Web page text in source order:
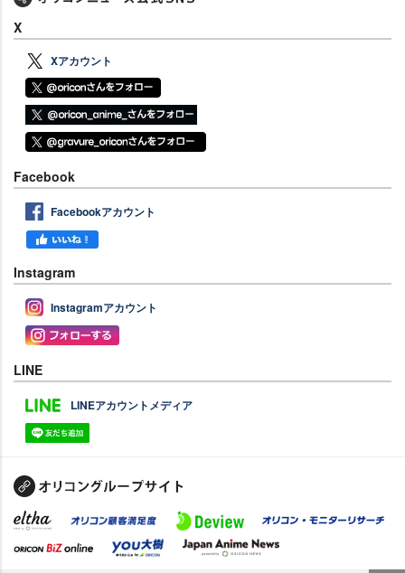
X
Xアカウント
Facebook
Facebookアカウント
Instagram
Instagramアカウント
LINE
LINEアカウントメディア